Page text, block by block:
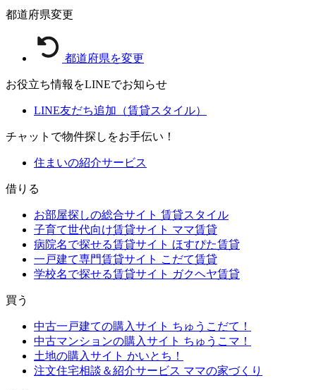
都道府県変更
都道府県を変更
お役立ち情報をLINEでお知らせ
LINE友だち追加（賃貸スタイル）
チャットで物件探しをお手伝い！
住まいの紹介サービス
借りる
お部屋探しの総合サイト 賃貸スタイル
子育て世代向け賃貸サイト ママ賃貸
病院名で探せる賃貸サイト ほすぴた賃貸
一戸建て専門賃貸サイト こだて賃貸
学校名で探せる賃貸サイト ガクヘヤ賃貸
買う
中古一戸建ての購入サイト ちゅうこだて！
中古マンションの購入サイト ちゅうこマ！
土地の購入サイト かいとち！
注文住宅相談＆紹介サービス ママの家づくり